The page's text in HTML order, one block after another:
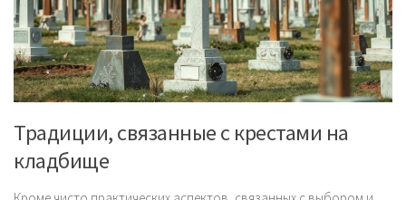
Традиции, связанные с крестами на
кладбище